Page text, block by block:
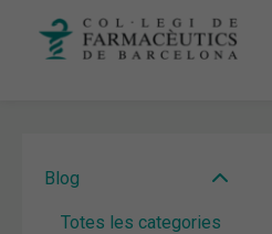
Blog
Totes les categories